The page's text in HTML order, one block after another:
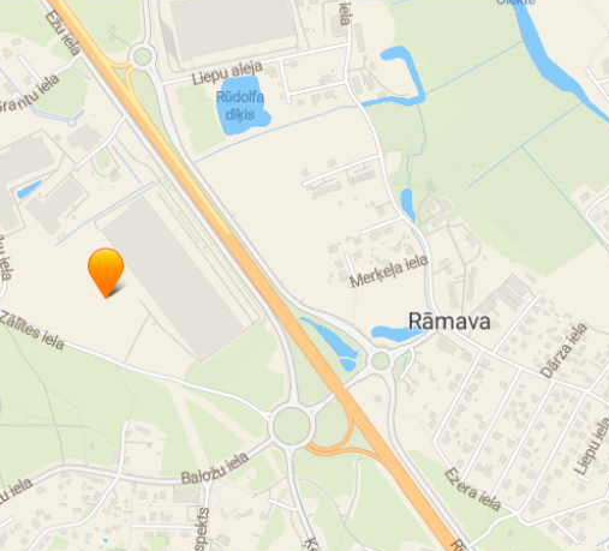
топлива
насосы для масла
водяные насосы работающие на
фильтры средства для удаления накипи
обезжелезиватели
ёмкости под давлением
расширительные баки
расширительные ёмкости гидрофоры
полиэтиленовые баки
стоки трапы заслонки вентили термометры
водонагреватели отопительные котлы
газовые
гранульные камины теплонасосы
комбинированные обогреватели
электрические отопительные котлы
радиаторы
дымоходы теплоносители
счетчики воды
труб крепеж для труб медные трубы
медные трубы
полиэтиленовые трубы канализационные трубы
дренажные
канализационные колодцы крышки колодцев
смотровые
очистка поливочные устройства
поливочные шланги